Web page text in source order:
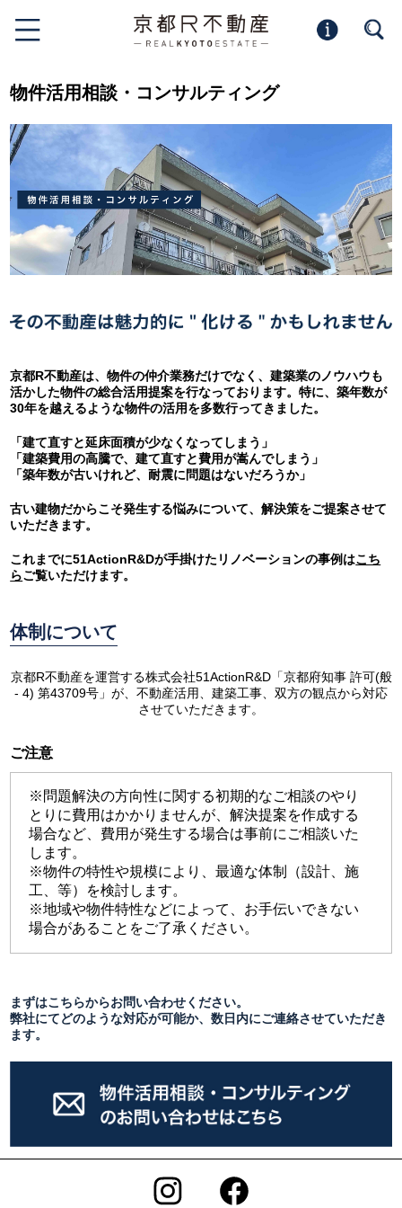
物件活用相談・コンサルティング
京都R不動産は、物件の仲介業務だけでなく、建築業のノウハウも
活かした物件の総合活用提案を行なっております。特に、築年数が
30年を越えるような物件の活用を多数行ってきました。
「建て直すと延床面積が少なくなってしまう」
「建築費用の高騰で、建て直すと費用が嵩んでしまう」
「築年数が古いけれど、耐震に問題はないだろうか」
古い建物だからこそ発生する悩みについて、解決策をご提案させて
いただきます。
これまでに51ActionR&Dが手掛けたリノベーションの事例はこち
らご覧いただけます。
体制について
京都R不動産を運営する株式会社51ActionR&D「京都府知事 許可(般
- 4) 第43709号」が、不動産活用、建築工事、双方の観点から対応
させていただきます。
ご注意
※問題解決の方向性に関する初期的なご相談のやり
とりに費用はかかりませんが、解決提案を作成する
場合など、費用が発生する場合は事前にご相談いた
します。
※物件の特性や規模により、最適な体制（設計、施
工、等）を検討します。
※地域や物件特性などによって、お手伝いできない
場合があることをご了承ください。
まずはこちらからお問い合わせください。
弊社にてどのような対応が可能か、数日内にご連絡させていただき
ます。